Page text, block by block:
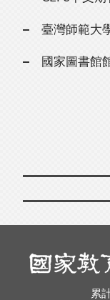
臺灣師範大
國家圖書館
累